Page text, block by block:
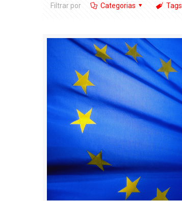
Filtrar por Categorias Tags